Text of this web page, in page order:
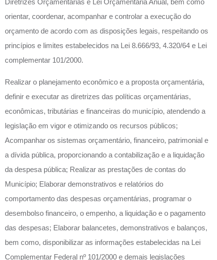
Diretrizes Orçamentárias e Lei Orçamentária Anual, bem como
orientar, coordenar, acompanhar e controlar a execução do
orçamento de acordo com as disposições legais, respeitando os
princípios e limites estabelecidos na Lei 8.666/93, 4.320/64 e Lei
complementar 101/2000.
Realizar o planejamento econômico e a proposta orçamentária,
definir e executar as diretrizes das políticas orçamentárias,
econômicas, tributárias e financeiras do município, atendendo a
legislação em vigor e otimizando os recursos públicos;
Acompanhar os sistemas orçamentário, financeiro, patrimonial e
a dívida pública, proporcionando a contabilização e a liquidação
da despesa pública; Realizar as prestações de contas do
Município; Elaborar demonstrativos e relatórios do
comportamento das despesas orçamentárias, programar o
desembolso financeiro, o empenho, a liquidação e o pagamento
das despesas; Elaborar balancetes, demonstrativos e balanços,
bem como, disponibilizar as informações estabelecidas na Lei
Complementar Federal nº 101/2000 e demais legislações